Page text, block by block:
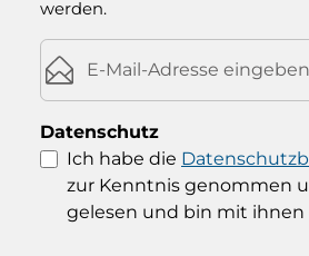
werden.
E-Mail-Adresse*
Datenschutz
Ich habe die
zur Kenntnis genommen
gelesen und bin mit ihnen